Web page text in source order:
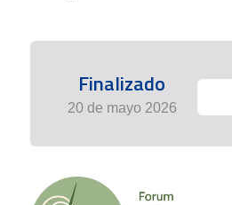
Finalizado
20 de mayo 2026